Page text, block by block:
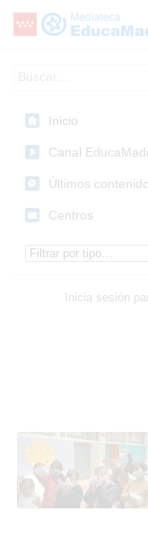
Saltar navegación
Inicio
Canal
Últimos
Centros
Inicia sesión
BUSCAMOS HUEVOS
PASCUA